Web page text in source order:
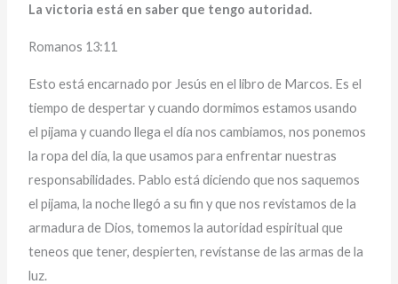
La victoria está en saber que tengo autoridad.
Romanos 13:11
Esto está encarnado por Jesús en el libro de Marcos. Es el
tiempo de despertar y cuando dormimos estamos usando
el pijama y cuando llega el día nos cambiamos, nos ponemos
la ropa del día, la que usamos para enfrentar nuestras
responsabilidades. Pablo está diciendo que nos saquemos
el pijama, la noche llegó a su fin y que nos revistamos de la
armadura de Dios, tomemos la autoridad espiritual que
teneos que tener, despierten, revístanse de las armas de la
luz.